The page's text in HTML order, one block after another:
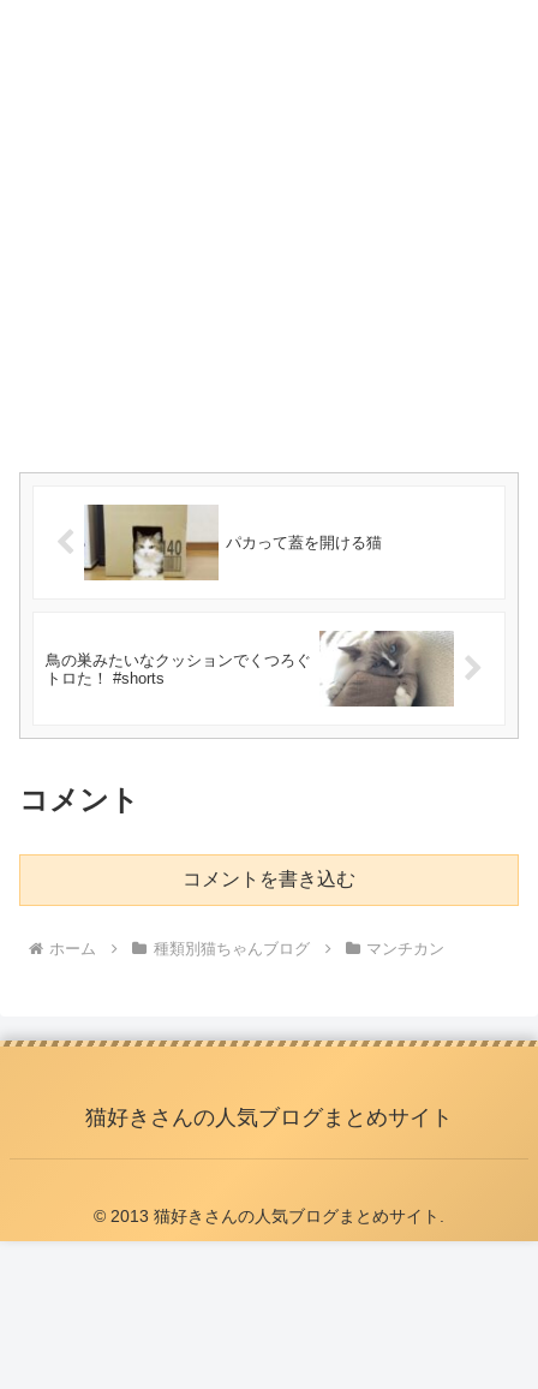
パカって蓋を開ける猫
鳥の巣みたいなクッションでくつろぐ
トロた！ #shorts
コメント
コメントを書き込む
ホーム 種類別猫ちゃんブログ マンチカン
猫好きさんの人気ブログまとめサイト
© 2013 猫好きさんの人気ブログまとめサイト.